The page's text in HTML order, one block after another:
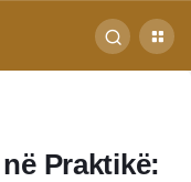
Praktikë: